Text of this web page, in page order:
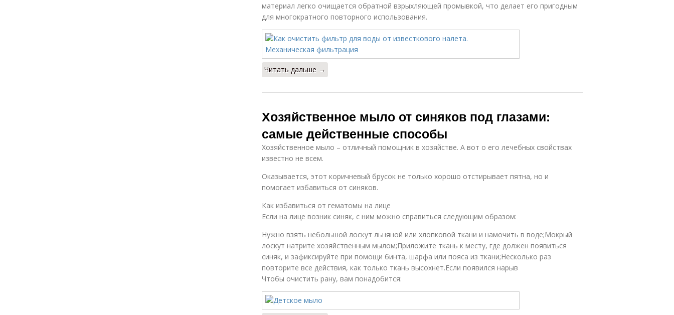
материал легко очищается обратной взрыхляющей промывкой, что делает его пригодным
для многократного повторного использования.
Читать дальше →
Хозяйственное мыло от синяков под глазами:
самые действенные способы
Хозяйственное мыло – отличный помощник в хозяйстве. А вот о его лечебных свойствах
известно не всем.
Оказывается, этот коричневый брусок не только хорошо отстирывает пятна, но и
помогает избавиться от синяков.
Как избавиться от гематомы на лице
Если на лице возник синяк, с ним можно справиться следующим образом:
Нужно взять небольшой лоскут льняной или хлопковой ткани и намочить в воде;Мокрый
лоскут натрите хозяйственным мылом;Приложите ткань к месту, где должен появиться
синяк, и зафиксируйте при помощи бинта, шарфа или пояса из ткани;Несколько раз
повторите все действия, как только ткань высохнет.Если появился нарыв
Чтобы очистить рану, вам понадобится: